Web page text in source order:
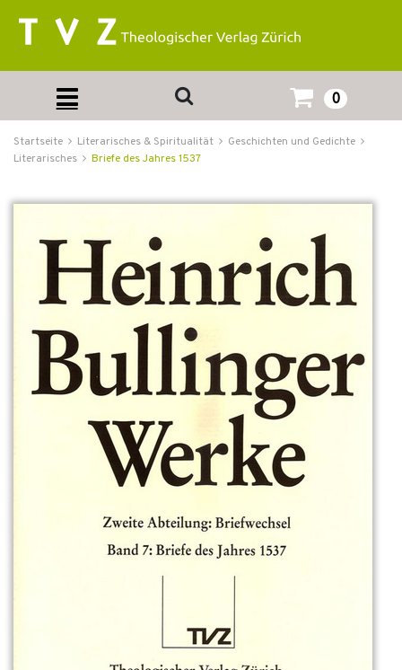
0
Startseite Literarisches & Spiritualität
Geschichten und Gedichte
Literarisches
Briefe des Jahres 1537